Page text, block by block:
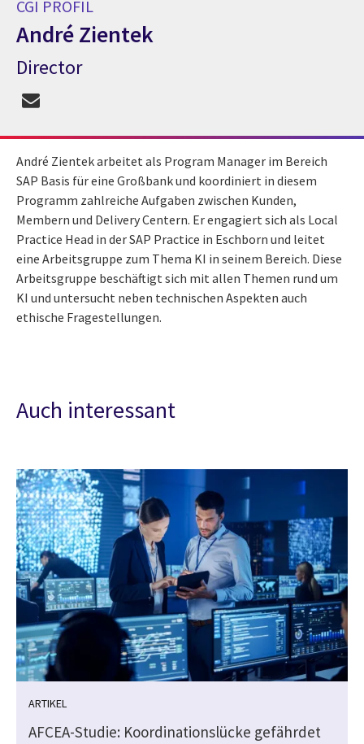
CGI PROFIL
André Zientek
CGI Profil André Zientek
Director
André Zientek arbeitet als Program Manager im Bereich
SAP Basis für eine Großbank und koordiniert in diesem
Programm zahlreiche Aufgaben zwischen Kunden,
Membern und Delivery Centern. Er engagiert sich als Local
Practice Head in der SAP Practice in Eschborn und leitet
eine Arbeitsgruppe zum Thema KI in seinem Bereich. Diese
Arbeitsgruppe beschäftigt sich mit allen Themen rund um
KI und untersucht neben technischen Aspekten auch
ethische Fragestellungen.
Auch interessant
ARTIKEL
AFCEA-Studie: Koordinationslücke gefährdet